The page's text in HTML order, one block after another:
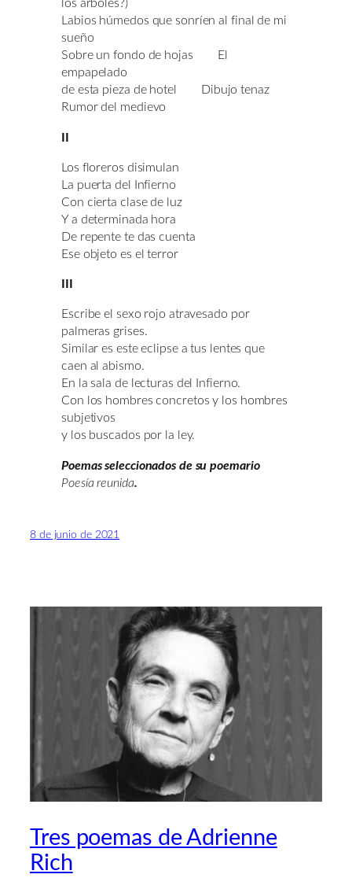
los árboles?)
Labios húmedos que sonríen al final de mi
sueño
Sobre un fondo de hojas El
empapelado
de esta pieza de hotel Dibujo tenaz
Rumor del medievo
II
Los floreros disimulan
La puerta del Infierno
Con cierta clase de luz
Y a determinada hora
De repente te das cuenta
Ese objeto es el terror
Escribe el sexo rojo atravesado por
palmeras grises.
Similar es este eclipse a tus lentes que
caen al abismo.
En la sala de lecturas del Infierno.
Con los hombres concretos y los hombres
subjetivos
y los buscados por la ley.
Poemas seleccionados de su poemario
Poesía reunida.
8 de junio de 2021
Tres poemas de Adrienne
Rich